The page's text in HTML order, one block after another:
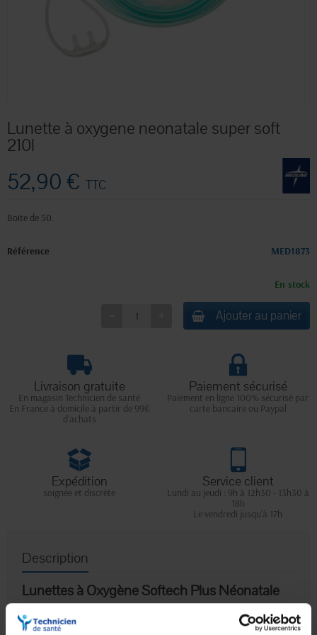
Lunette à oxygene neonatale super soft
210l
52,90 € TTC
Boite de 50.
Référence MED1873
En stock
Ajouter au panier
Livraison gratuite
En magasin Technicien de santé
En France à domicile à partir de 99€
d'achats
Paiement sécurisé
Paiement en ligne 100% sécurisé par
carte bancaire ou Paypal
Expédition
soignée et discrète
Service client
Lundi au jeudi : 9h à 12h30 - 13h30 à
18h
Le vendredi jusqu'à 17h
Description
Lunettes à Oxygène Softech Plus Néonatale
l'administration d'oxygène avec un confort maximal, même en cas